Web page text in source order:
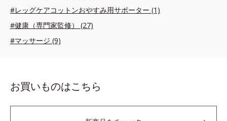
#レッグケアコットンおやすみ用サポーター (1)
#健康（専門家監修） (27)
#マッサージ (9)
お買いものはこちら